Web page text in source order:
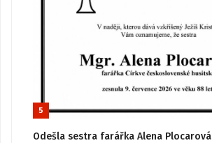
5
Odešla sestra farářka Alena Plocarová